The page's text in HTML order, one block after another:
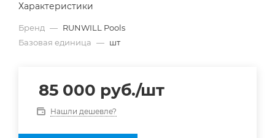
Характеристики
Бренд — RUNWILL Pools
Базовая единица — шт
85 000 руб./шт
Нашли дешевле?